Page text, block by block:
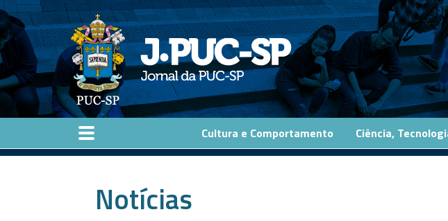
Pular para o conteúdo principal
Cultura e Comportamento Ciência,
Notícias